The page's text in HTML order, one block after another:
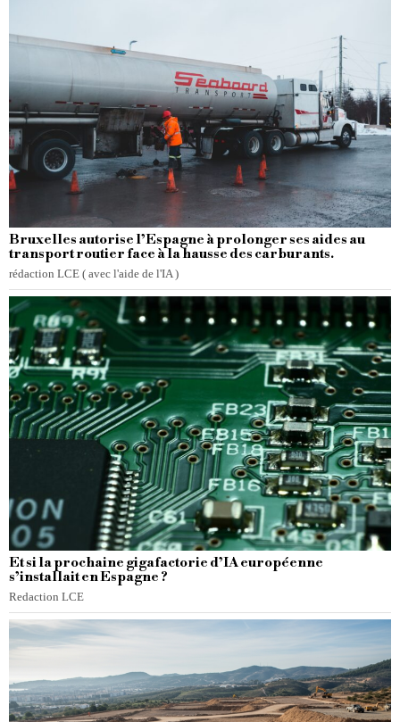
Bruxelles autorise l’Espagne à prolonger ses aides au
transport routier face à la hausse des carburants.
rédaction LCE ( avec l'aide de l'IA )
Et si la prochaine gigafactorie d’IA européenne
s’installait en Espagne ?
Redaction LCE